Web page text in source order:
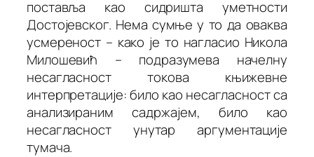
поставља као сидришта уметности
Достојевског. Нема сумње у то да оваква
усмереност – како је то нагласио Никола
Милошевић – подразумева начелну
несагласност токова књижевне
интерпретације: било као несагласност са
анализираним садржајем, било као
несагласност унутар аргументације
тумача.